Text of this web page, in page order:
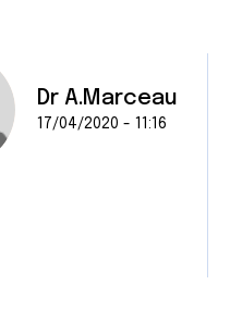
Dr A.Marceau
17/04/2020 - 11:16